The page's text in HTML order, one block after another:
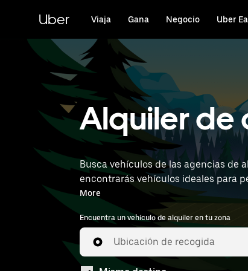
contenido
principal
Uber Viaja Gana Negocio Uber
Alquiler de
Busca vehículos de las agencias de
encontrarás vehículos ideales para
Airport) para encontrar vehículos de
More
Encuentra un vehículo de alquiler en tu zona
Ubicación de recogida